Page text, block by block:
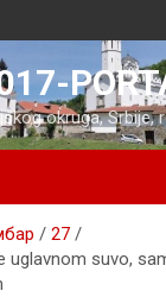
okruga, Srbije,
27
uglavnom suvo,